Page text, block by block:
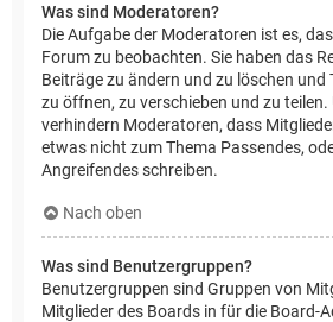
Was sind Moderatoren?
Die Aufgabe der Moderatoren ist es,
Forum zu beobachten. Sie haben das
Beiträge zu ändern und zu löschen und
zu öffnen, zu verschieben und zu teilen.
verhindern Moderatoren, dass
etwas nicht zum Thema Passendes,
Angreifendes schreiben.
Nach oben
Was sind Benutzergruppen?
Benutzergruppen sind Gruppen von
Mitglieder des Boards in für die Board-